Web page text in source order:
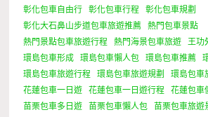
彰化包車自由行
彰化包車行程
彰化包車規劃
彰化大石鼻山步道包車旅遊推薦
熱門包車景點
熱門景點包車旅遊行程
熱門海景包車旅遊
王功
環島包車形成
環島包車懶人包 環島包車推薦
環島包車旅遊行程
環島包車旅遊規劃 環島包車
花蓮包車一日遊
花蓮包車一日遊行程 花蓮包車
苗栗包車多日遊
苗栗包車懶人包
苗栗包車旅遊